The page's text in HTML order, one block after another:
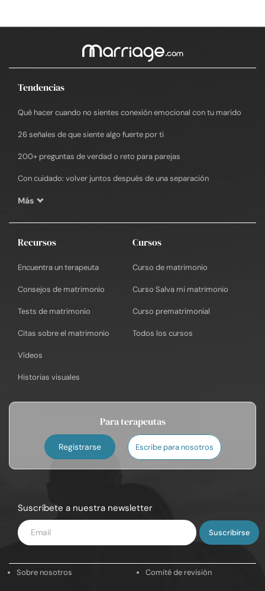
Tendencias
Qué hacer cuando no sientes conexión emocional con tu marido
26 señales de que siente algo fuerte por ti
200+ preguntas de verdad o reto para parejas
Con cuidado: volver juntos después de una separación
Más
Recursos
Encuentra un terapeuta
Consejos de matrimonio
Tests de matrimonio
Citas sobre el matrimonio
Vídeos
Historias visuales
Cursos
Curso de matrimonio
Curso Salva mi matrimonio
Curso prematrimonial
Todos los cursos
Para terapeutas
Registrarse Escribe para nosotros
Suscríbete a nuestra newsletter
Introduce
tu
Sobre nosotros Comité de revisión